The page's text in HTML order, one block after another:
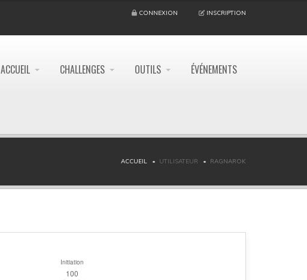
CONNEXION INSCRIPTION
ACCUEIL CHALLENGES OUTILS ÉVÉNEMENTS
ACCUEIL UTILISATEUR RAGNAROK